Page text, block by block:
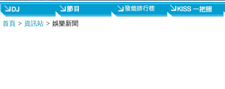
首頁 > 資訊站 > 娛樂新聞